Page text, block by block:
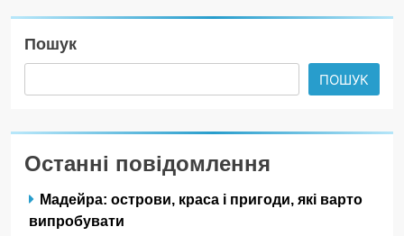
Пошук
ПОШУК
Останні повідомлення
Мадейра: острови, краса і пригоди, які варто
випробувати